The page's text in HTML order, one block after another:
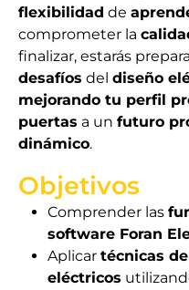
flexibilidad de
comprometer la
finalizar, estarás
desafíos del diseño
mejorando tu perfil
puertas a un futuro
dinámico.
Objetivos
Comprender las
software Foran
Aplicar técnicas
eléctricos